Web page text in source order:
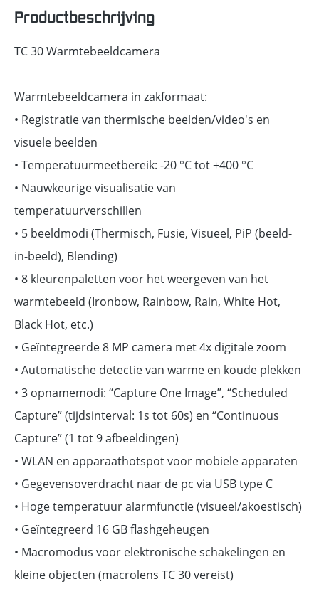
Productbeschrijving
TC 30 Warmtebeeldcamera
Warmtebeeldcamera in zakformaat:
• Registratie van thermische beelden/video's en
visuele beelden
• Temperatuurmeetbereik: -20 °C tot +400 °C
• Nauwkeurige visualisatie van
temperatuurverschillen
• 5 beeldmodi (Thermisch, Fusie, Visueel, PiP (beeld-
in-beeld), Blending)
• 8 kleurenpaletten voor het weergeven van het
warmtebeeld (Ironbow, Rainbow, Rain, White Hot,
Black Hot, etc.)
• Geïntegreerde 8 MP camera met 4x digitale zoom
• Automatische detectie van warme en koude plekken
• 3 opnamemodi: “Capture One Image”, “Scheduled
Capture” (tijdsinterval: 1s tot 60s) en “Continuous
Capture” (1 tot 9 afbeeldingen)
• WLAN en apparaathotspot voor mobiele apparaten
• Gegevensoverdracht naar de pc via USB type C
• Hoge temperatuur alarmfunctie (visueel/akoestisch)
• Geïntegreerd 16 GB flashgeheugen
• Macromodus voor elektronische schakelingen en
kleine objecten (macrolens TC 30 vereist)